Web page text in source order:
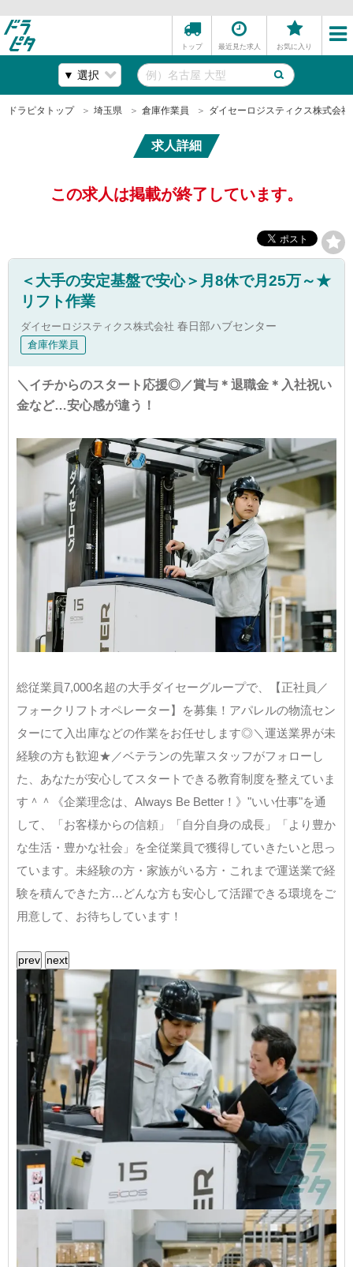
トップ 最近見た求人 お気に入り
ドラピタトップ 埼玉県 倉庫作業員 ダイセーロジスティクス株式会社
求人詳細
この求人は掲載が終了しています。
＜大手の安定基盤で安心＞月8休で月25万～★
リフト作業
ダイセーロジスティクス株式会社 春日部ハブセンター
倉庫作業員
＼イチからのスタート応援◎／賞与＊退職金＊入社祝い
金など…安心感が違う！
総従業員7,000名超の大手ダイセーグループで、【正社員／
フォークリフトオペレーター】を募集！アパレルの物流セン
ターにて入出庫などの作業をお任せします◎＼運送業界が未
経験の方も歓迎★／ベテランの先輩スタッフがフォローし
た、あなたが安心してスタートできる教育制度を整えていま
す＾＾《企業理念は、Always Be Better！》"いい仕事"を通
して、「お客様からの信頼」「自分自身の成長」「より豊か
な生活・豊かな社会」を全従業員で獲得していきたいと思っ
ています。未経験の方・家族がいる方・これまで運送業で経
験を積んできた方…どんな方も安心して活躍できる環境をご
用意して、お待ちしています！
prev next